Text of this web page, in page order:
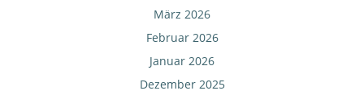
März 2026
Februar 2026
Januar 2026
Dezember 2025